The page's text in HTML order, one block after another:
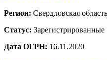
Регион: Свердловская область
Статус: Зарегистрированные
Дата ОГРН: 16.11.2020